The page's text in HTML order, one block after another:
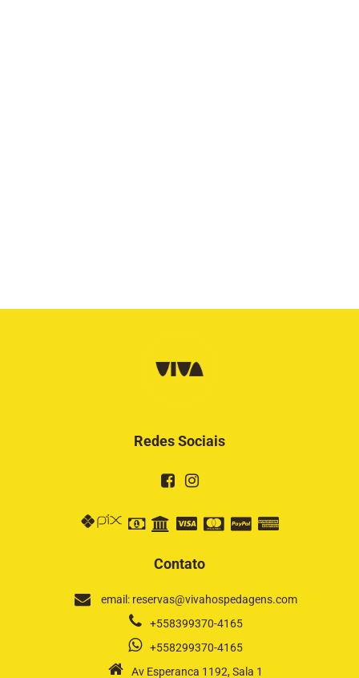
Redes Sociais
Contato
email: reservas@vivahospedagens.com
+558399370-4165
+558299370-4165
Av Esperanca 1192, Sala 1